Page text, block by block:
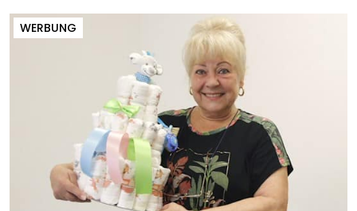
WERBUNG